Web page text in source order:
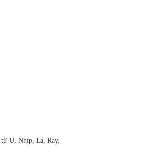
từ U, Nhíp, Lá, Ray,